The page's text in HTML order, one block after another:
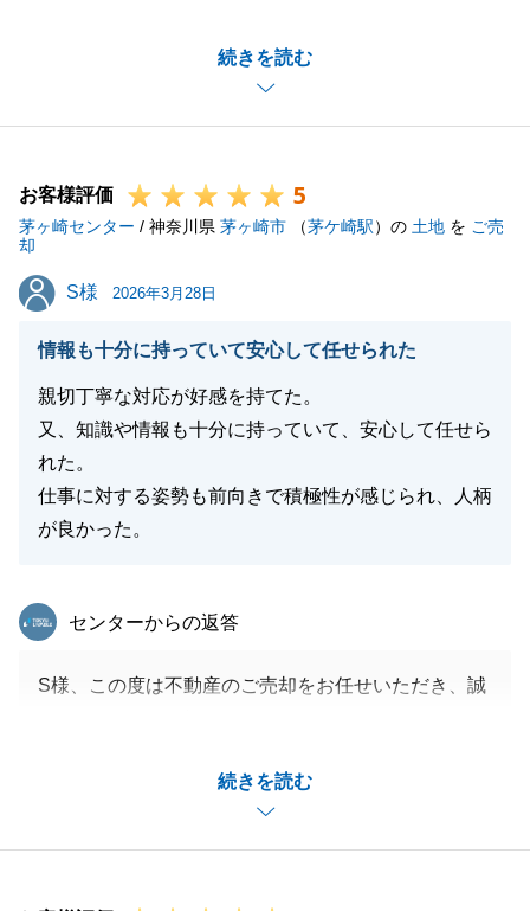
続きを読む
ズに進むようご協力いただけたことに感謝申し上げま
ご満足いただけたとのお言葉は、私たち仲介会社にと
嬉しいです。
今後はユーザー様となりますので、何かお手伝いでき
にご連絡いただけますと幸いです。
ます。
お客様評価 5
茅ヶ崎センター / 神奈川県 茅ヶ崎市 （茅ケ崎駅）の 土地 を ご売
却
S様
S様 2026年3月28日
情報も十分に持っていて安心して任せられた
親切丁寧な対応が好感を持てた。
又、知識や情報も十分に持っていて、安心して任せら
れた。
仕事に対する姿勢も前向きで積極性が感じられ、人柄
が良かった。
続きを読む
東急リバブル
センターからの返答
S様、この度は不動産のご売却をお任せいただき、誠
また、お褒めの言葉を預かり光栄です。
今後、何かあればお気軽にご連絡下さい。